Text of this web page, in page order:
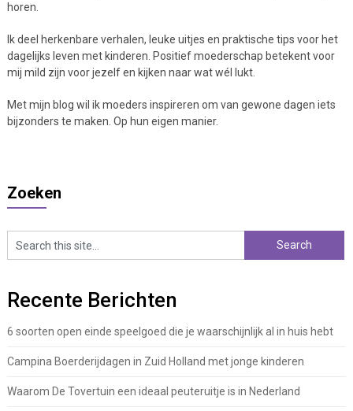
horen.
Ik deel herkenbare verhalen, leuke uitjes en praktische tips voor het
dagelijks leven met kinderen. Positief moederschap betekent voor
mij mild zijn voor jezelf en kijken naar wat wél lukt.
Met mijn blog wil ik moeders inspireren om van gewone dagen iets
bijzonders te maken. Op hun eigen manier.
Zoeken
Recente Berichten
6 soorten open einde speelgoed die je waarschijnlijk al in huis hebt
Campina Boerderijdagen in Zuid Holland met jonge kinderen
Waarom De Tovertuin een ideaal peuteruitje is in Nederland